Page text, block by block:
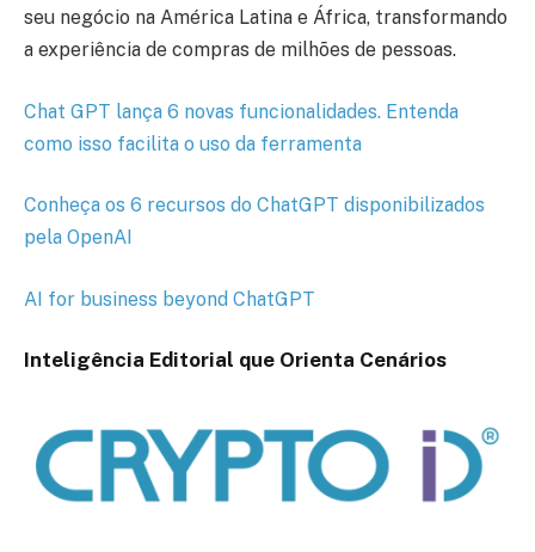
seu negócio na América Latina e África, transformando
a experiência de compras de milhões de pessoas.
Chat GPT lança 6 novas funcionalidades. Entenda
como isso facilita o uso da ferramenta
Conheça os 6 recursos do ChatGPT disponibilizados
pela OpenAI
AI for business beyond ChatGPT
Inteligência Editorial que Orienta Cenários